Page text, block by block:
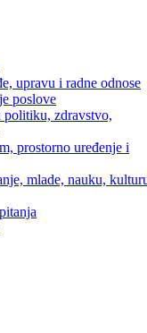
upravu i radne odnose
poslove
zdravstvo,
prostorno uređenje i
mlade, nauku,